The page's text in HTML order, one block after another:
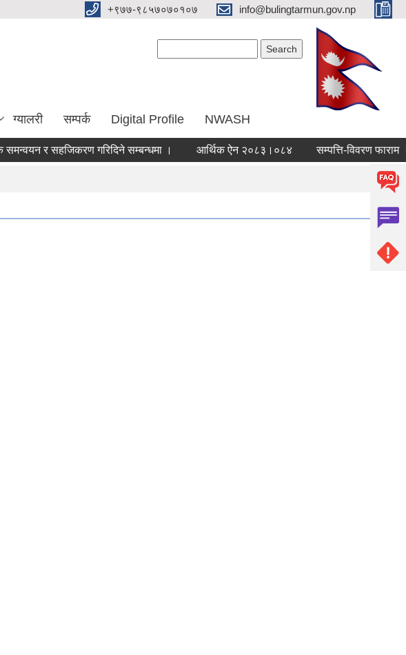
‌+९७७-९८५७०७०१०७ info@bulingtarmun.gov.np
ग्यालरी सम्पर्क Digital Profile NWASH
र सहजिकरण गरिदिने सम्बन्धमा । आर्थिक ऐन २०८३।०८४ सम्पत्ति-विवरण फाराम ।